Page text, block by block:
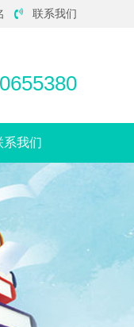
联系我们
系我们